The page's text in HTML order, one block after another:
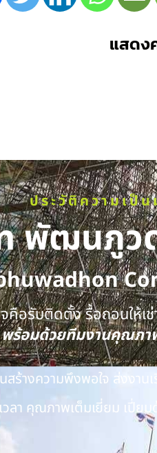
แสดง
ประวัติความเป็น
พัฒนภูว
จคือรับติดตั้ง รื้อถอนใ
พร้อมด้วยทีมงานคุณภ
สร้างความพึงพอใจ ส่งงา
ลา คุณภาพเต็มเยี่ยม เปี่ยม